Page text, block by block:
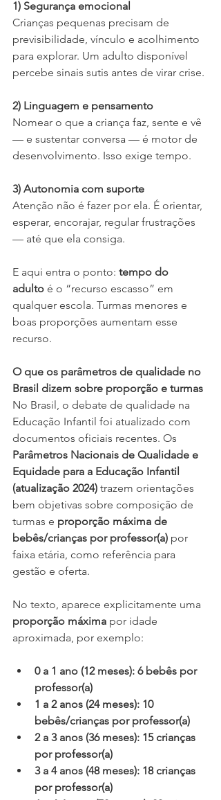
1) Segurança emocional
Crianças pequenas precisam de
previsibilidade, vínculo e acolhimento
para explorar. Um adulto disponível
percebe sinais sutis antes de virar crise.
2) Linguagem e pensamento
Nomear o que a criança faz, sente e vê
— e sustentar conversa — é motor de
desenvolvimento. Isso exige tempo.
3) Autonomia com suporte
Atenção não é fazer por ela. É orientar,
esperar, encorajar, regular frustrações
— até que ela consiga.
E aqui entra o ponto: tempo do
adulto é o “recurso escasso” em
qualquer escola. Turmas menores e
boas proporções aumentam esse
recurso.
O que os parâmetros de qualidade no
Brasil dizem sobre proporção e turmas
No Brasil, o debate de qualidade na
Educação Infantil foi atualizado com
documentos oficiais recentes. Os
Parâmetros Nacionais de Qualidade e
Equidade para a Educação Infantil
(atualização 2024) trazem orientações
bem objetivas sobre composição de
turmas e proporção máxima de
bebês/crianças por professor(a) por
faixa etária, como referência para
gestão e oferta.
No texto, aparece explicitamente uma
proporção máxima por idade
aproximada, por exemplo:
0 a 1 ano (12 meses): 6 bebês por
professor(a)
1 a 2 anos (24 meses): 10
bebês/crianças por professor(a)
2 a 3 anos (36 meses): 15 crianças
por professor(a)
3 a 4 anos (48 meses): 18 crianças
por professor(a)